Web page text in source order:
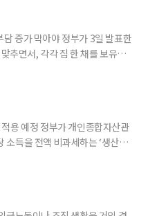
증가 막아야 정부가 3일 발표한
추면서, 각각 집 한 채를 보유한
이혼해 주거와 생계를 분
용 예정 정부가 개인종합자산관
소득을 전액 비과세하는 ‘생산적
시행 전 본